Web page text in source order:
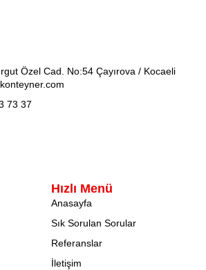
Hızlı Menü
Anasayfa
Sık Sorulan Sorular
Referanslar
İletişim
Özel Cad. No:54 Çayırova / Kocaeli
73 37